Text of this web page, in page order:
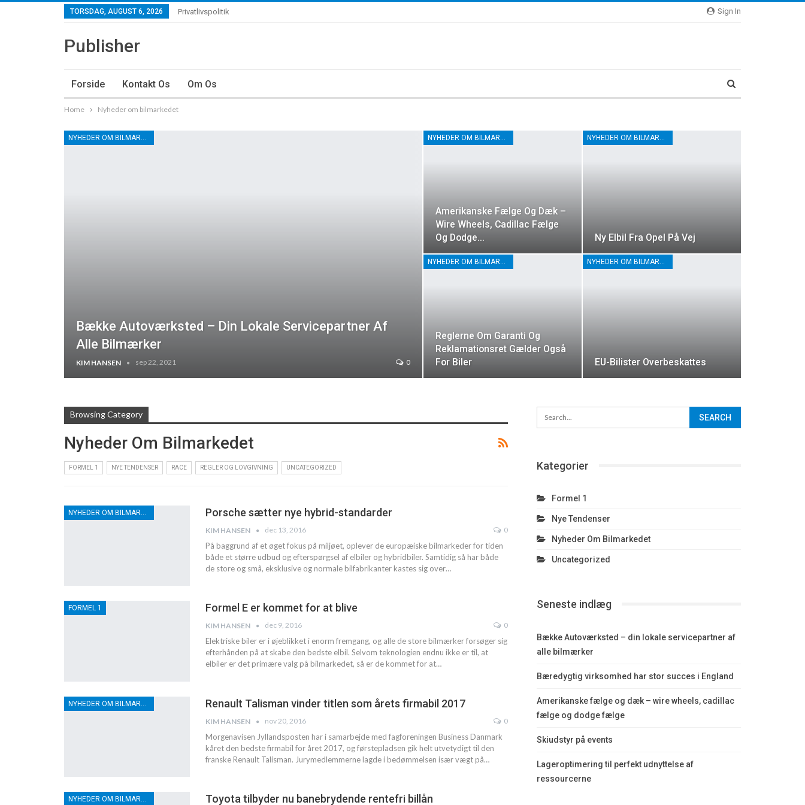
Sign In
TORSDAG, AUGUST 6, 2026 Privatlivspolitik
Publisher
Forside Kontakt Os Om Os
Home Nyheder om bilmarkedet
NYHEDER OM BILMARKEDET
Bække Autoværksted – Din Lokale Servicepartner Af
Alle Bilmærker
KIM HANSEN sep 22, 2021 0
NYHEDER OM BILMARKEDET
Amerikanske Fælge Og Dæk –
Wire Wheels, Cadillac Fælge
Og Dodge…
NYHEDER OM BILMARKEDET
Ny Elbil Fra Opel På Vej
NYHEDER OM BILMARKEDET
Reglerne Om Garanti Og
Reklamationsret Gælder Også
For Biler
NYHEDER OM BILMARKEDET
EU-Bilister Overbeskattes
Browsing Category
Nyheder Om Bilmarkedet
FORMEL 1 NYE TENDENSER RACE REGLER OG LOVGIVNING UNCATEGORIZED
NYHEDER OM BILMARKEDET Porsche sætter nye hybrid-standarder
KIM HANSEN dec 13, 2016 0
På baggrund af et øget fokus på miljøet, oplever de europæiske bilmarkeder for tiden
både et større udbud og efterspørgsel af elbiler og hybridbiler. Samtidig så har både
de store og små, eksklusive og normale bilfabrikanter kastes sig over…
FORMEL 1 Formel E er kommet for at blive
KIM HANSEN dec 9, 2016 0
Elektriske biler er i øjeblikket i enorm fremgang, og alle de store bilmærker forsøger sig
efterhånden på at skabe den bedste elbil. Selvom teknologien endnu ikke er til, at
elbiler er det primære valg på bilmarkedet, så er de kommet for at…
Renault Talisman vinder titlen som årets firmabil 2017
KIM HANSEN nov 20, 2016 0
Morgenavisen Jyllandsposten har i samarbejde med fagforeningen Business Danmark
kåret den bedste firmabil for året 2017, og førstepladsen gik helt utvetydigt til den
franske Renault Talisman. Jurymedlemmerne lagde i bedømmelsen især vægt på…
NYHEDER OM BILMARKEDET Toyota tilbyder nu banebrydende rentefri billån
Kategorier
Formel 1
Nye Tendenser
Nyheder Om Bilmarkedet
Uncategorized
Seneste indlæg
Bække Autoværksted – din lokale servicepartner af
alle bilmærker
Bæredygtig virksomhed har stor succes i England
Amerikanske fælge og dæk – wire wheels, cadillac
fælge og dodge fælge
Skiudstyr på events
Lageroptimering til perfekt udnyttelse af
ressourcerne